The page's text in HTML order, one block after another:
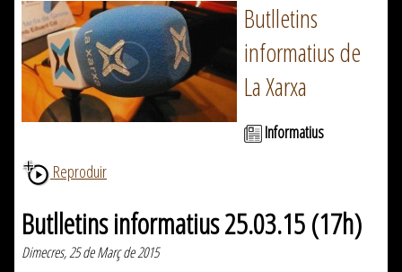
Butlletins
informatius de
La Xarxa
Informatius
Reproduir
Butlletins informatius 25.03.15 (17h)
Dimecres, 25 de Març de 2015